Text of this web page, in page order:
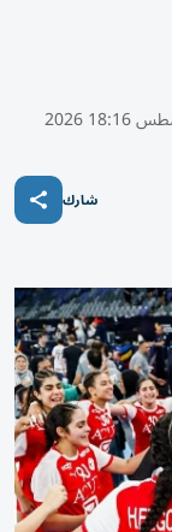
شارك